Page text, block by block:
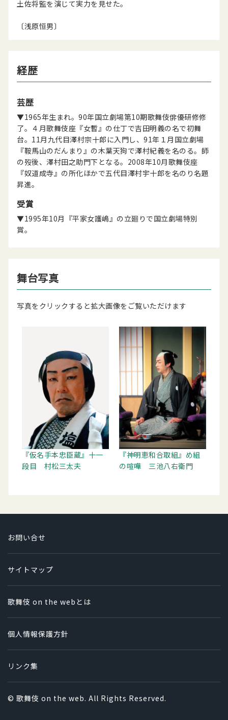
土佐将監を演じて実力を見せた。
〔浅原恒男〕
経歴
芸歴
▼1965年生まれ。90年国立劇場第10期歌舞伎俳優研修修
了。４月歌舞伎座『女暫』の仕丁で吉田明義の名で初舞
台。11月九代目澤村宗十郎に入門し、91年１月国立劇場
『鞍馬山のだんまり』の木葉天狗で澤村紀義を名のる。師
の歿後、澤村田之助門下となる。2008年10月歌舞伎座
『奴道成寺』の所化ほかで五代目澤村宇十郎を名のり名題
昇進。
受賞
▼1995年10月『平家女護嶋』の立廻りで国立劇場特別
賞。
舞台写真
写真をクリックすると拡大画像をご覧いただけます
『仮名手本忠臣蔵』十一
段目 村松三太夫
『神明恵和合取組』め組
の喧嘩 三池八右衛門
お問い合せ
サイトマップ
歌舞伎 on the webとは
個人情報保護方針
リンク集
© 歌舞伎 on the web. All Rights Reserved.